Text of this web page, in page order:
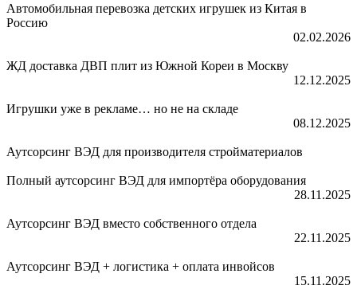
Автомобильная перевозка детских игрушек из Китая в
Россию
02.02.2026
ЖД доставка ДВП плит из Южной Кореи в Москву
12.12.2025
Игрушки уже в рекламе… но не на складе
08.12.2025
Аутсорсинг ВЭД для производителя стройматериалов
Полный аутсорсинг ВЭД для импортёра оборудования
28.11.2025
Аутсорсинг ВЭД вместо собственного отдела
22.11.2025
Аутсорсинг ВЭД + логистика + оплата инвойсов
15.11.2025